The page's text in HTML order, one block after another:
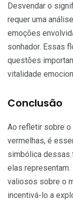
Desvendar o
requer uma
emoções
sonhador. Essas
questões
vitalidade
Conclusão
Ao refletir sobre
vermelhas, é
simbólica dessas
elas
valiosos sobre o
incentivá-lo a